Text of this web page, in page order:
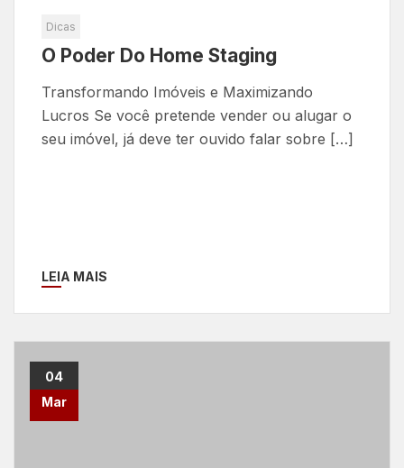
Dicas
O Poder Do Home Staging
Transformando Imóveis e Maximizando
Lucros Se você pretende vender ou alugar o
seu imóvel, já deve ter ouvido falar sobre […]
LEIA MAIS
04
Mar